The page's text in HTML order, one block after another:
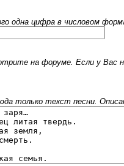
одна цифра в числовом
на форуме. Если у Вас
только текст песни.